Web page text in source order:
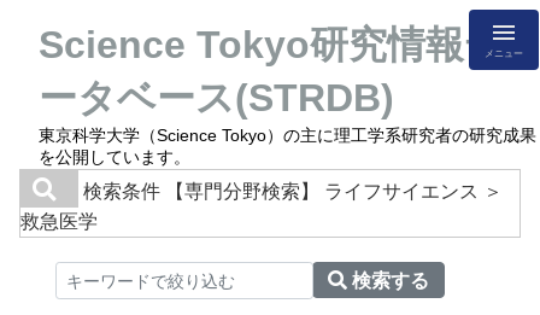
Science Tokyo研究情報デ
ータベース(STRDB)
東京科学大学（Science Tokyo）の主に理工学系研究者の研究成果
を公開しています。
メニュー
検索条件
【専門分野検索】 ライフサイエンス ＞
救急医学
検索する